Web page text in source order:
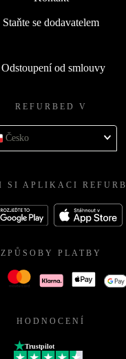
Staňte se dodavatelem
Odstoupení od smlouvy
REFURBED V
Česko
SI APLIKACI
ZPŮSOBY PLATBY
HODNOCENÍ
Trustpilot